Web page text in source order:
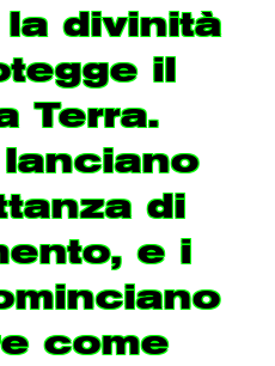
divinità
il
Terra.
di
e i
come